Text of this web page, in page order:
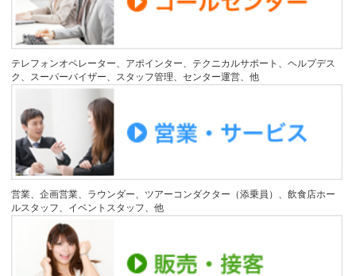
テレフォンオペレーター、アポインター、テクニカルサポート、ヘルプデス
ク、スーパーバイザー、スタッフ管理、センター運営、他
営業、企画営業、ラウンダー、ツアーコンダクター（添乗員）、飲食店ホー
ルスタッフ、イベントスタッフ、他